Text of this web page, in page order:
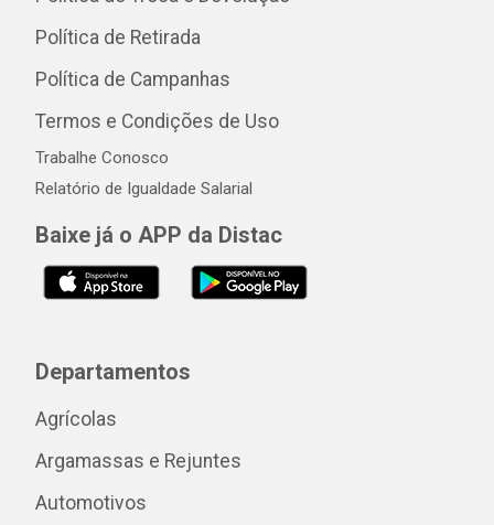
Política de Retirada
Política de Campanhas
Termos e Condições de Uso
Trabalhe Conosco
Relatório de Igualdade Salarial
Baixe já o APP da Distac
Departamentos
Agrícolas
Argamassas e Rejuntes
Automotivos